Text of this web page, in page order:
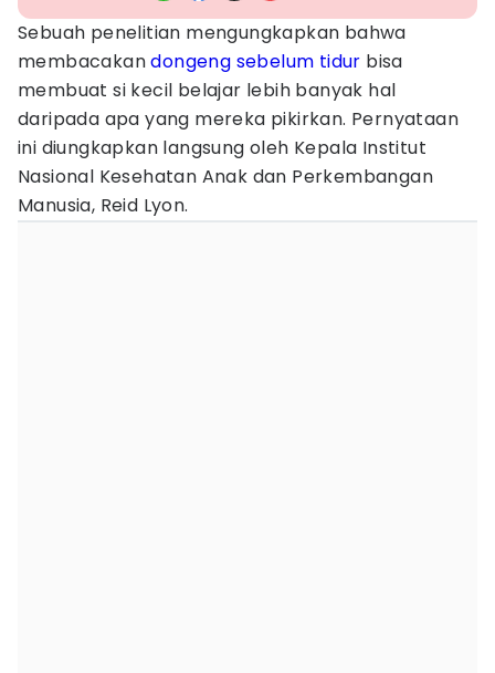
Sebuah penelitian mengungkapkan bahwa
membacakandongeng sebelum tidur bisa
membuat si kecil belajar lebih banyak hal
daripada apa yang mereka pikirkan. Pernyataan
ini diungkapkan langsung oleh Kepala Institut
Nasional Kesehatan Anak dan Perkembangan
Manusia, Reid Lyon.